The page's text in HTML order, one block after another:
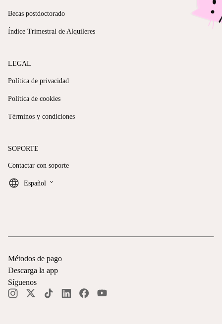
Becas postdoctorado
Índice Trimestral de Alquileres
LEGAL
Política de privacidad
Política de cookies
Términos y condiciones
SOPORTE
Contactar con soporte
Español keyboard_arrow_down
Métodos de pago
Descarga la app
Síguenos